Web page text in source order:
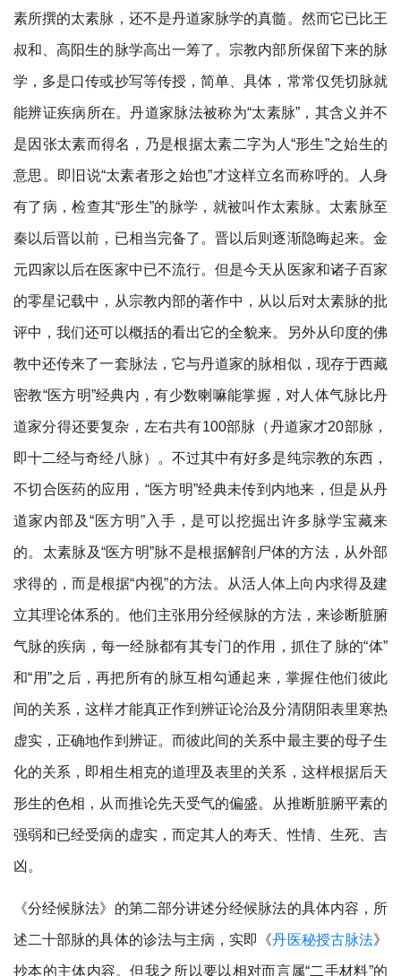
素所撰的太素脉，还不是丹道家脉学的真髓。然而它已比王
叔和、高阳生的脉学高出一筹了。宗教内部所保留下来的脉
学，多是口传或抄写等传授，简单、具体，常常仅凭切脉就
能辨证疾病所在。丹道家脉法被称为“太素脉”，其含义并不
是因张太素而得名，乃是根据太素二字为人“形生”之始生的
意思。即旧说“太素者形之始也”才这样立名而称呼的。人身
有了病，检查其“形生”的脉学，就被叫作太素脉。太素脉至
秦以后晋以前，已相当完备了。晋以后则逐渐隐晦起来。金
元四家以后在医家中已不流行。但是今天从医家和诸子百家
的零星记载中，从宗教内部的著作中，从以后对太素脉的批
评中，我们还可以概括的看出它的全貌来。另外从印度的佛
教中还传来了一套脉法，它与丹道家的脉相似，现存于西藏
密教“医方明”经典内，有少数喇嘛能掌握，对人体气脉比丹
道家分得还要复杂，左右共有100部脉（丹道家才20部脉，
即十二经与奇经八脉）。不过其中有好多是纯宗教的东西，
不切合医药的应用，“医方明”经典未传到内地来，但是从丹
道家内部及“医方明”入手，是可以挖掘出许多脉学宝藏来
的。太素脉及“医方明”脉不是根据解剖尸体的方法，从外部
求得的，而是根据“内视”的方法。从活人体上向内求得及建
立其理论体系的。他们主张用分经候脉的方法，来诊断脏腑
气脉的疾病，每一经脉都有其专门的作用，抓住了脉的“体”
和“用”之后，再把所有的脉互相勾通起来，掌握住他们彼此
间的关系，这样才能真正作到辨证论治及分清阴阳表里寒热
虚实，正确地作到辨证。而彼此间的关系中最主要的母子生
化的关系，即相生相克的道理及表里的关系，这样根据后天
形生的色相，从而推论先天受气的偏盛。从推断脏腑平素的
强弱和已经受病的虚实，而定其人的寿夭、性情、生死、吉
凶。
《分经候脉法》的第二部分讲述分经候脉法的具体内容，所
述二十部脉的具体的诊法与主病，实即《丹医秘授古脉法》
抄本的主体内容。但我之所以要以相对而言属“二手材料”的